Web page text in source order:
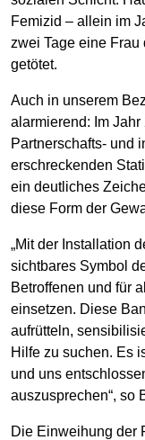
Femizid – allein im
zwei Tage eine Frau
getötet.
Auch in unserem
alarmierend: Im
Partnerschafts- und
erschreckenden
ein deutliches
diese Form der
„Mit der Installation
sichtbares Symbol
Betroffenen und für
einsetzen. Diese
aufrütteln,
Hilfe zu suchen. Es
und uns
auszusprechen“, so
Die Einweihung der